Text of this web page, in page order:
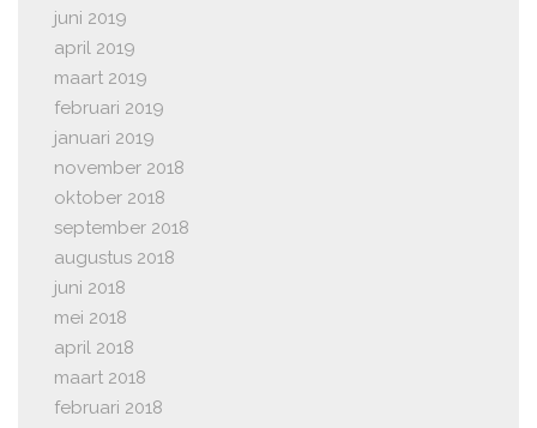
juni 2019
april 2019
maart 2019
februari 2019
januari 2019
november 2018
oktober 2018
september 2018
augustus 2018
juni 2018
mei 2018
april 2018
maart 2018
februari 2018